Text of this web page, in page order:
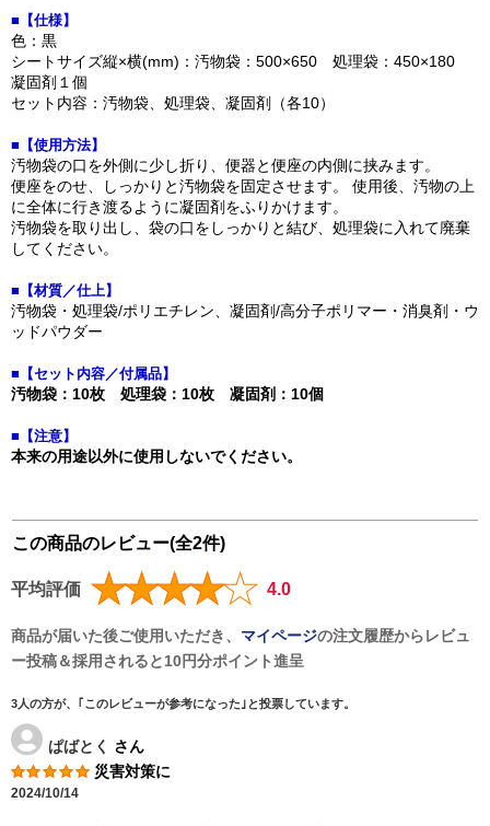
■【仕様】
色：黒
シートサイズ縦×横(mm)：汚物袋：500×650 処理袋：450×180
凝固剤１個
セット内容：汚物袋、処理袋、凝固剤（各10）
■【使用方法】
汚物袋の口を外側に少し折り、便器と便座の内側に挟みます。
便座をのせ、しっかりと汚物袋を固定させます。 使用後、汚物の上
に全体に行き渡るように凝固剤をふりかけます。
汚物袋を取り出し、袋の口をしっかりと結び、処理袋に入れて廃棄
してください。
■【材質／仕上】
汚物袋・処理袋/ポリエチレン、凝固剤/高分子ポリマー・消臭剤・ウ
ッドパウダー
■【セット内容／付属品】
汚物袋：10枚 処理袋：10枚 凝固剤：10個
■【注意】
本来の用途以外に使用しないでください。
この商品のレビュー(全2件)
平均評価 4.0
商品が届いた後ご使用いただき、 マイページの注文履歴からレビュ
ー投稿＆採用されると10円分ポイント進呈
3人の方が、｢このレビューが参考になった｣と投票しています。
ぱばとく さん
災害対策に
2024/10/14